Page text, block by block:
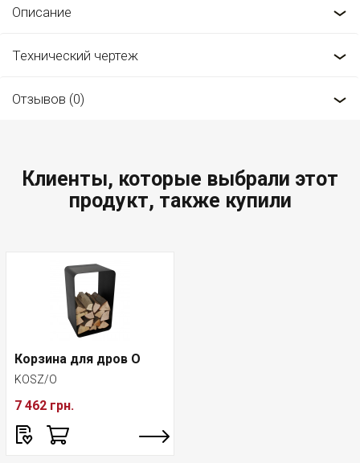
Описание
Технический чертеж
Отзывов (0)
Клиенты, которые выбрали этот
продукт, также купили
Корзина для дров O
KOSZ/O
7 462 грн.